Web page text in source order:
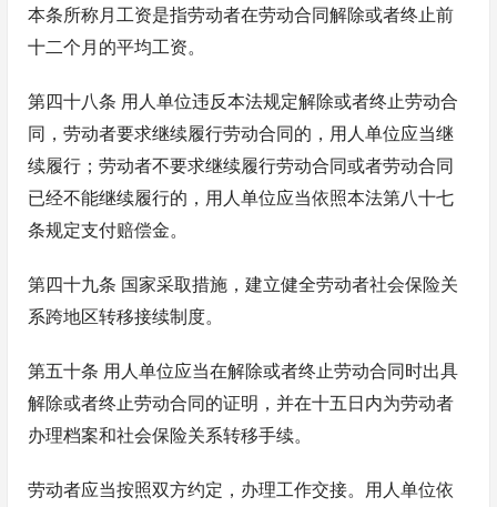
本条所称月工资是指劳动者在劳动合同解除或者终止前
十二个月的平均工资。
第四十八条 用人单位违反本法规定解除或者终止劳动合
同，劳动者要求继续履行劳动合同的，用人单位应当继
续履行；劳动者不要求继续履行劳动合同或者劳动合同
已经不能继续履行的，用人单位应当依照本法第八十七
条规定支付赔偿金。
第四十九条 国家采取措施，建立健全劳动者社会保险关
系跨地区转移接续制度。
第五十条 用人单位应当在解除或者终止劳动合同时出具
解除或者终止劳动合同的证明，并在十五日内为劳动者
办理档案和社会保险关系转移手续。
劳动者应当按照双方约定，办理工作交接。用人单位依